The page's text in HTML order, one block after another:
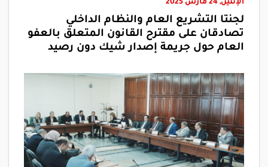
الإثنين, 24 مارس 2025
لجنتا التشريع العام والنظام الداخلي
تصادقان على مقترح القانون المتعلق بالعفو
العام حول جريمة إصدار شيك دون رصيد